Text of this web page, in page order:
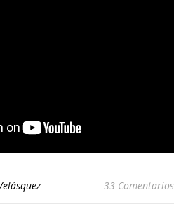
33 Comentarios